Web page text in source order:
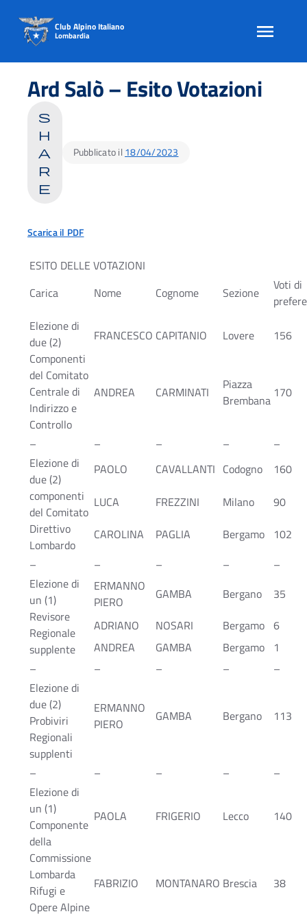
content
Club Alpino Italiano
Lombardia
Ard Salò – Esito Votazioni
s
h
a
r
e
Pubblicato il 18/04/2023
Scarica il PDF
ESITO DELLE VOTAZIONI
Carica
Nome Cognome Sezione
Voti di
Elezione di
due (2)
Componenti
del Comitato
Centrale di
Indirizzo e
Controllo
FRANCESCO CAPITANIO Lovere 156
ANDREA CARMINATI
Piazza
Brembana 170
– – – –
–
Elezione di
due (2)
componenti
del Comitato
Direttivo
Lombardo
PAOLO CAVALLANTI Codogno
160
LUCA
FREZZINI Milano
90
CAROLINA
PAGLIA Bergamo
102
–
– – –
–
Elezione di
un (1)
Revisore
Regionale
supplente
ERMANNO
PIERO
GAMBA Bergano
35
ADRIANO
NOSARI Bergamo 6
ANDREA
GAMBA Bergamo
1
–
– – –
–
Elezione di
due (2)
Probiviri
Regionali
supplenti
ERMANNO
PIERO
GAMBA Bergano 113
– – – –
–
Elezione di
un (1)
Componente
della
Commissione
Lombarda
Rifugi e
Opere Alpine
PAOLA FRIGERIO Lecco 140
FABRIZIO MONTANARO Brescia 38